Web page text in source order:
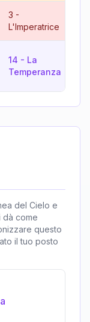
3 -
L'Imperatrice
14 - La
Temperanza
del Cielo e
dà come
questo
il tuo posto